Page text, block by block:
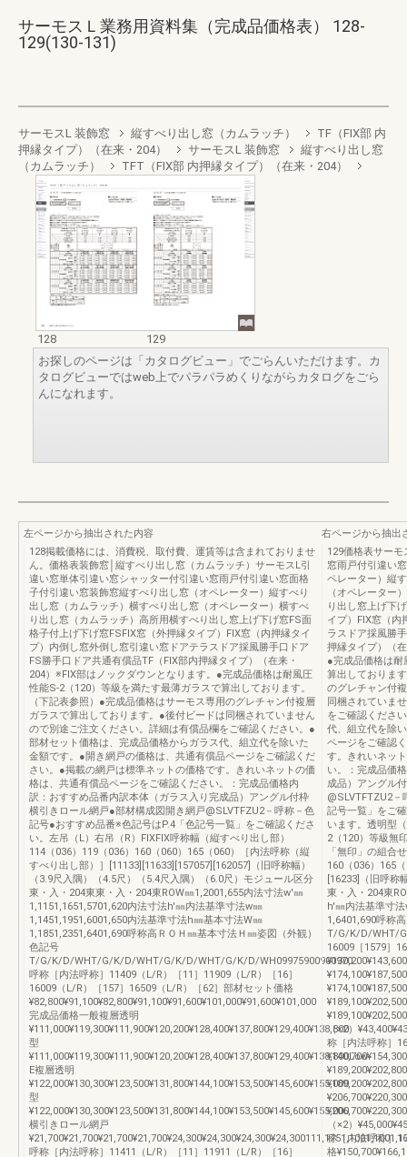
サーモスＬ業務用資料集（完成品価格表） 128-
129(130-131)
サーモスL 装飾窓 縦すべり出し窓（カムラッチ）
TF（FIX部 内
押縁タイプ）（在来・204）
サーモスL 装飾窓
縦すべり出し窓
（カムラッチ）
TFT（FIX部 内押縁タイプ）（在来・204）
128
129
お探しのページは「カタログビュー」でごらんいただけます。カ
タログビューではweb上でパラパラめくりながらカタログをごら
んになれます。
左ページから抽出された内容
128掲載価格には、消費税、取付費、運賃等は含まれておりませ
ん。価格表装飾窓│縦すべり出し窓（カムラッチ）サーモスL引
違い窓単体引違い窓シャッター付引違い窓雨戸付引違い窓面格
子付引違い窓装飾窓縦すべり出し窓（オペレーター）縦すべり
出し窓（カムラッチ）横すべり出し窓（オペレーター）横すべ
り出し窓（カムラッチ）高所用横すべり出し窓上げ下げ窓FS面
格子付上げ下げ窓FSFIX窓（外押縁タイプ）FIX窓（内押縁タイ
プ）内倒し窓外倒し窓引違い窓ドアテラスドア採風勝手口ドア
FS勝手口ドア共通有償品TF（FIX部内押縁タイプ）（在来・
204）※FIX部はノックダウンとなります。●完成品価格は耐風圧
性能S-2（120）等級を満たす最薄ガラスで算出しております。
（下記表参照）●完成品価格はサーモス専用のグレチャン付複層
ガラスで算出しております。●後付ビードは同梱されていません
ので別途ご注文ください。詳細は有償品欄をご確認ください。●
部材セット価格は、完成品価格からガラス代、組立代を除いた
金額です。●開き網戸の価格は、共通有償品ページをご確認くだ
さい。●掲載の網戸は標準ネットの価格です。きれいネットの価
格は、共通有償品ページをご確認ください。：完成品価格内
訳：おすすめ品番内訳本体（ガラス入り完成品）アングル付枠
横引きロール網戸●部材構成図開き網戸@SLVTFZU2－呼称－色
記号●おすすめ品番※色記号はP.4「色記号一覧」をご確認くださ
い。左吊（L）右吊（R）FIXFIX呼称幅（縦すべり出し部）
114（036）119（036）160（060）165（060）［内法呼称（縦
すべり出し部）］[11133][11633][157057][162057]（旧呼称幅）
（3.9尺入隅）（4.5尺）（5.4尺入隅）（6.0尺）モジュール区分
東・入・204東東・入・204東ROW㎜1,2001,655内法寸法w'㎜
1,1151,1651,5701,620内法寸法h'㎜内法基準寸法w㎜
1,1451,1951,6001,650内法基準寸法h㎜基本寸法W㎜
1,1851,2351,6401,690呼称高ＲＯＨ㎜基本寸法Ｈ㎜姿図（外観）
色記号
T/G/K/D/WHT/G/K/D/WHT/G/K/D/WHT/G/K/D/WH09975900900970
呼称［内法呼称］11409（L/R）［11］11909（L/R）［16］
16009（L/R）［157］16509（L/R）［62］部材セット価格
¥82,800¥91,100¥82,800¥91,100¥91,600¥101,000¥91,600¥101,000
完成品価格一般複層透明
¥111,000¥119,300¥111,900¥120,200¥128,400¥137,800¥129,400¥138,800
型
¥111,000¥119,300¥111,900¥120,200¥128,400¥137,800¥129,400¥138,800Low-
E複層透明
¥122,000¥130,300¥123,500¥131,800¥144,100¥153,500¥145,600¥155,000
型
¥122,000¥130,300¥123,500¥131,800¥144,100¥153,500¥145,600¥155,000
横引きロール網戸
呼称［内法呼称］11411（L/R）［11］11911（L/R）［16］
右ページから抽出
129価格表サー
窓雨戸付引違い
ペレーター）縦
（オペレーター
り出し窓上げ下
イプ）FIX窓（内
ラスドア採風勝
押縁タイプ）（
●完成品価格は耐
算出しておりま
のグレチャン付
同梱されていま
をご確認くださ
代、組立代を除
ページをご確認
す。きれいネッ
い。：完成品価
成品）アングル
@SLVTFTZU2
記号一覧」をご
います。透明型
2（120）等級無
「無印」の組合
160（036）165
[16233]（旧呼称
東・入・204東
h'㎜内法基準寸
1,6401,690呼称
T/G/K/D/WHT/
16009［1579］
（×2）
称［内法呼称］
（×2）
称［内法呼称］
格